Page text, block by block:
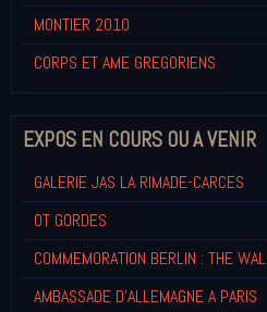
MONTIER 2010
CORPS ET AME GREGORIENS
EXPOS EN COURS OU A VENIR
GALERIE JAS LA RIMADE-CARCES
OT GORDES
COMMEMORATION BERLIN : THE WAL
AMBASSADE D'ALLEMAGNE A PARIS